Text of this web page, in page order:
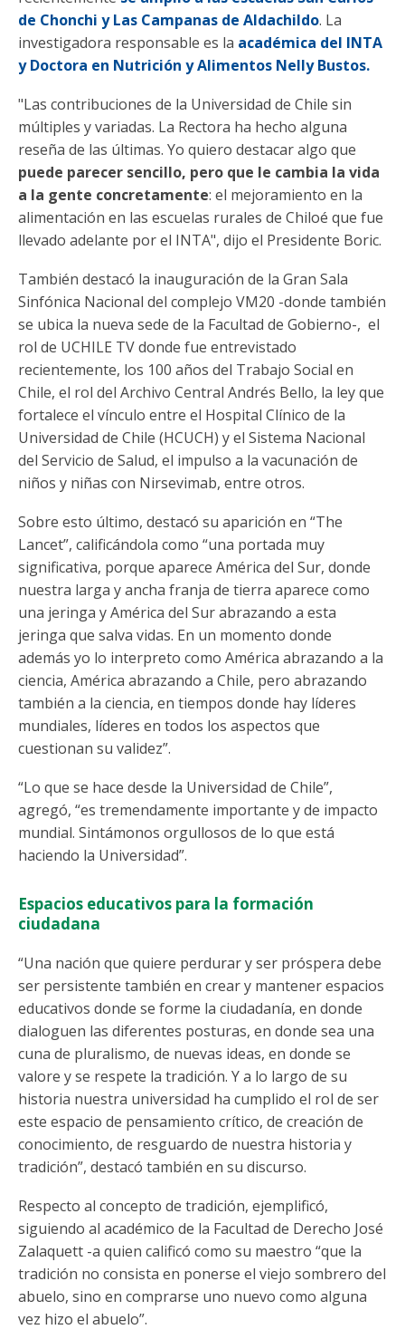
de Chonchi y Las Campanas de Aldachildo. La
investigadora responsable es la académica del INTA
y Doctora en Nutrición y Alimentos Nelly Bustos.
"Las contribuciones de la Universidad de Chile sin
múltiples y variadas. La Rectora ha hecho alguna
reseña de las últimas. Yo quiero destacar algo que
puede parecer sencillo, pero que le cambia la vida
a la gente concretamente: el mejoramiento en la
alimentación en las escuelas rurales de Chiloé que fue
llevado adelante por el INTA", dijo el Presidente Boric.
También destacó la inauguración de la Gran Sala
Sinfónica Nacional del complejo VM20 -donde también
se ubica la nueva sede de la Facultad de Gobierno-, el
rol de UCHILE TV donde fue entrevistado
recientemente, los 100 años del Trabajo Social en
Chile, el rol del Archivo Central Andrés Bello, la ley que
fortalece el vínculo entre el Hospital Clínico de la
Universidad de Chile (HCUCH) y el Sistema Nacional
del Servicio de Salud, el impulso a la vacunación de
niños y niñas con Nirsevimab, entre otros.
Sobre esto último, destacó su aparición en “The
Lancet”, calificándola como “una portada muy
significativa, porque aparece América del Sur, donde
nuestra larga y ancha franja de tierra aparece como
una jeringa y América del Sur abrazando a esta
jeringa que salva vidas. En un momento donde
además yo lo interpreto como América abrazando a la
ciencia, América abrazando a Chile, pero abrazando
también a la ciencia, en tiempos donde hay líderes
mundiales, líderes en todos los aspectos que
cuestionan su validez”.
“Lo que se hace desde la Universidad de Chile”,
agregó, “es tremendamente importante y de impacto
mundial. Sintámonos orgullosos de lo que está
haciendo la Universidad”.
Espacios educativos para la formación
ciudadana
“Una nación que quiere perdurar y ser próspera debe
ser persistente también en crear y mantener espacios
educativos donde se forme la ciudadanía, en donde
dialoguen las diferentes posturas, en donde sea una
cuna de pluralismo, de nuevas ideas, en donde se
valore y se respete la tradición. Y a lo largo de su
historia nuestra universidad ha cumplido el rol de ser
este espacio de pensamiento crítico, de creación de
conocimiento, de resguardo de nuestra historia y
tradición”, destacó también en su discurso.
Respecto al concepto de tradición, ejemplificó,
siguiendo al académico de la Facultad de Derecho José
Zalaquett -a quien calificó como su maestro “que la
tradición no consista en ponerse el viejo sombrero del
abuelo, sino en comprarse uno nuevo como alguna
vez hizo el abuelo”.